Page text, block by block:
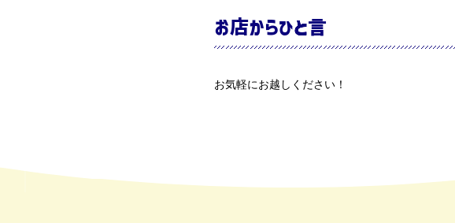
お店からひと言
お気軽にお越しください！